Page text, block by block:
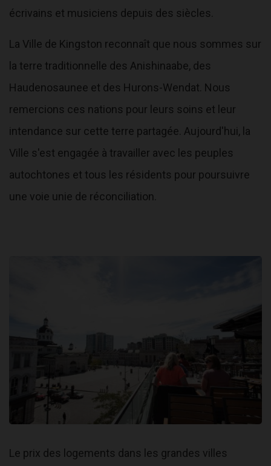
écrivains et musiciens depuis des siècles.
La Ville de Kingston reconnaît que nous sommes sur
la terre traditionnelle des Anishinaabe, des
Haudenosaunee et des Hurons-Wendat. Nous
remercions ces nations pour leurs soins et leur
intendance sur cette terre partagée. Aujourd'hui, la
Ville s'est engagée à travailler avec les peuples
autochtones et tous les résidents pour poursuivre
une voie unie de réconciliation.
Le prix des logements dans les grandes villes